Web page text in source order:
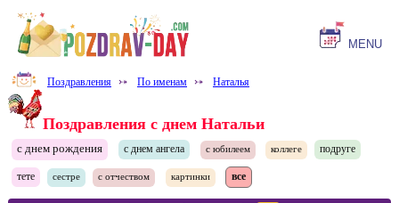
MENU
Поздравления ⤐ По именам ⤐ Наталья
Поздравления с днем Натальи
с днем рождения с днем ангела с юбилеем коллеге подруге
тете сестре с отчеством картинки все